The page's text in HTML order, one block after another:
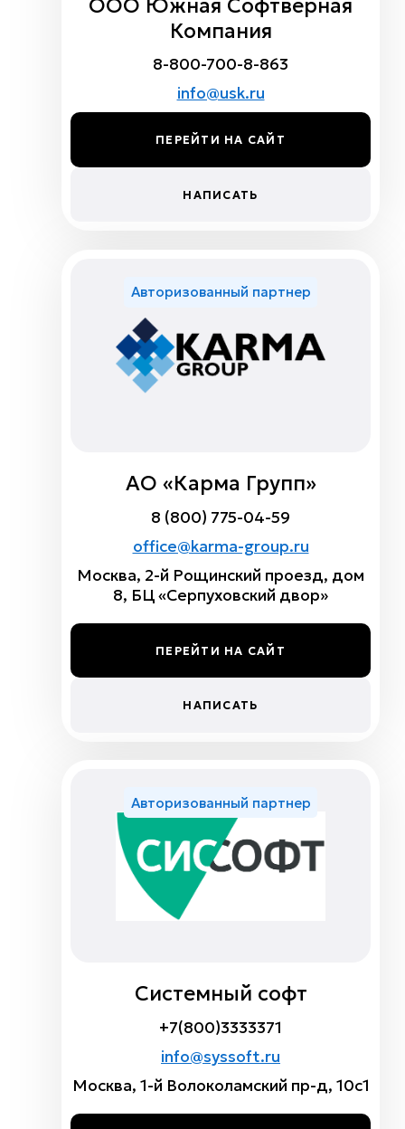
Компания
8-800-700-8-863
info@usk.ru
ПЕРЕЙТИ НА САЙТ
НАПИСАТЬ
Авторизованный партнер
АО «Карма Групп»
8 (800) 775-04-59
office@karma-group.ru
Москва, 2-й Рощинский проезд, дом
8, БЦ «Серпуховский двор»
ПЕРЕЙТИ НА САЙТ
НАПИСАТЬ
Авторизованный партнер
Системный софт
+7(800)3333371
info@syssoft.ru
Москва, 1-й Волоколамский пр-д, 10с1